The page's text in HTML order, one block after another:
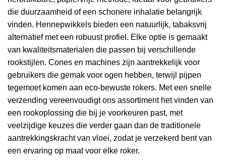
die duurzaamheid of een schonere inhalatie belangrijk
vinden. Hennepwikkels bieden een natuurlijk, tabaksvrij
alternatief met een robuust profiel. Elke optie is gemaakt
van kwaliteitsmaterialen die passen bij verschillende
rookstijlen. Cones en machines zijn aantrekkelijk voor
gebruikers die gemak voor ogen hebben, terwijl pijpen
tegemoet komen aan eco-bewuste rokers. Met een snelle
verzending vereenvoudigt ons assortiment het vinden van
een rookoplossing die bij je voorkeuren past, met
veelzijdige keuzes die verder gaan dan de traditionele
aantrekkingskracht van vloei, zodat je verzekerd bent van
een ervaring op maat voor elke roker.